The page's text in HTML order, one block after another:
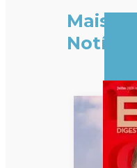
Mais
Notícias